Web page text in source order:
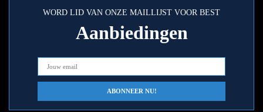
WORD LID VAN ONZE MAILLIJST VOOR BEST
Aanbiedingen